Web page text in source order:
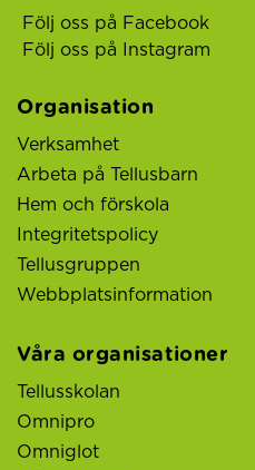
Följ oss på Facebook
Följ oss på Instagram
Organisation
Verksamhet
Arbeta på Tellusbarn
Hem och förskola
Integritetspolicy
Tellusgruppen
Webbplatsinformation
Våra organisationer
Tellusskolan
Omnipro
Omniglot